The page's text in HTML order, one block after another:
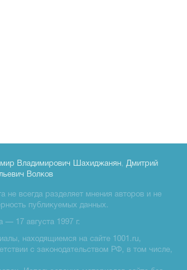
Владимирович Шахиджанян, Дмитрий
Волков
не всегда разделяет мнения авторов и не
публикуемых данных.
— 17 августа 1997 г.
находящиемся на сайте 1001.ru,
с законодательством РФ, в том числе,